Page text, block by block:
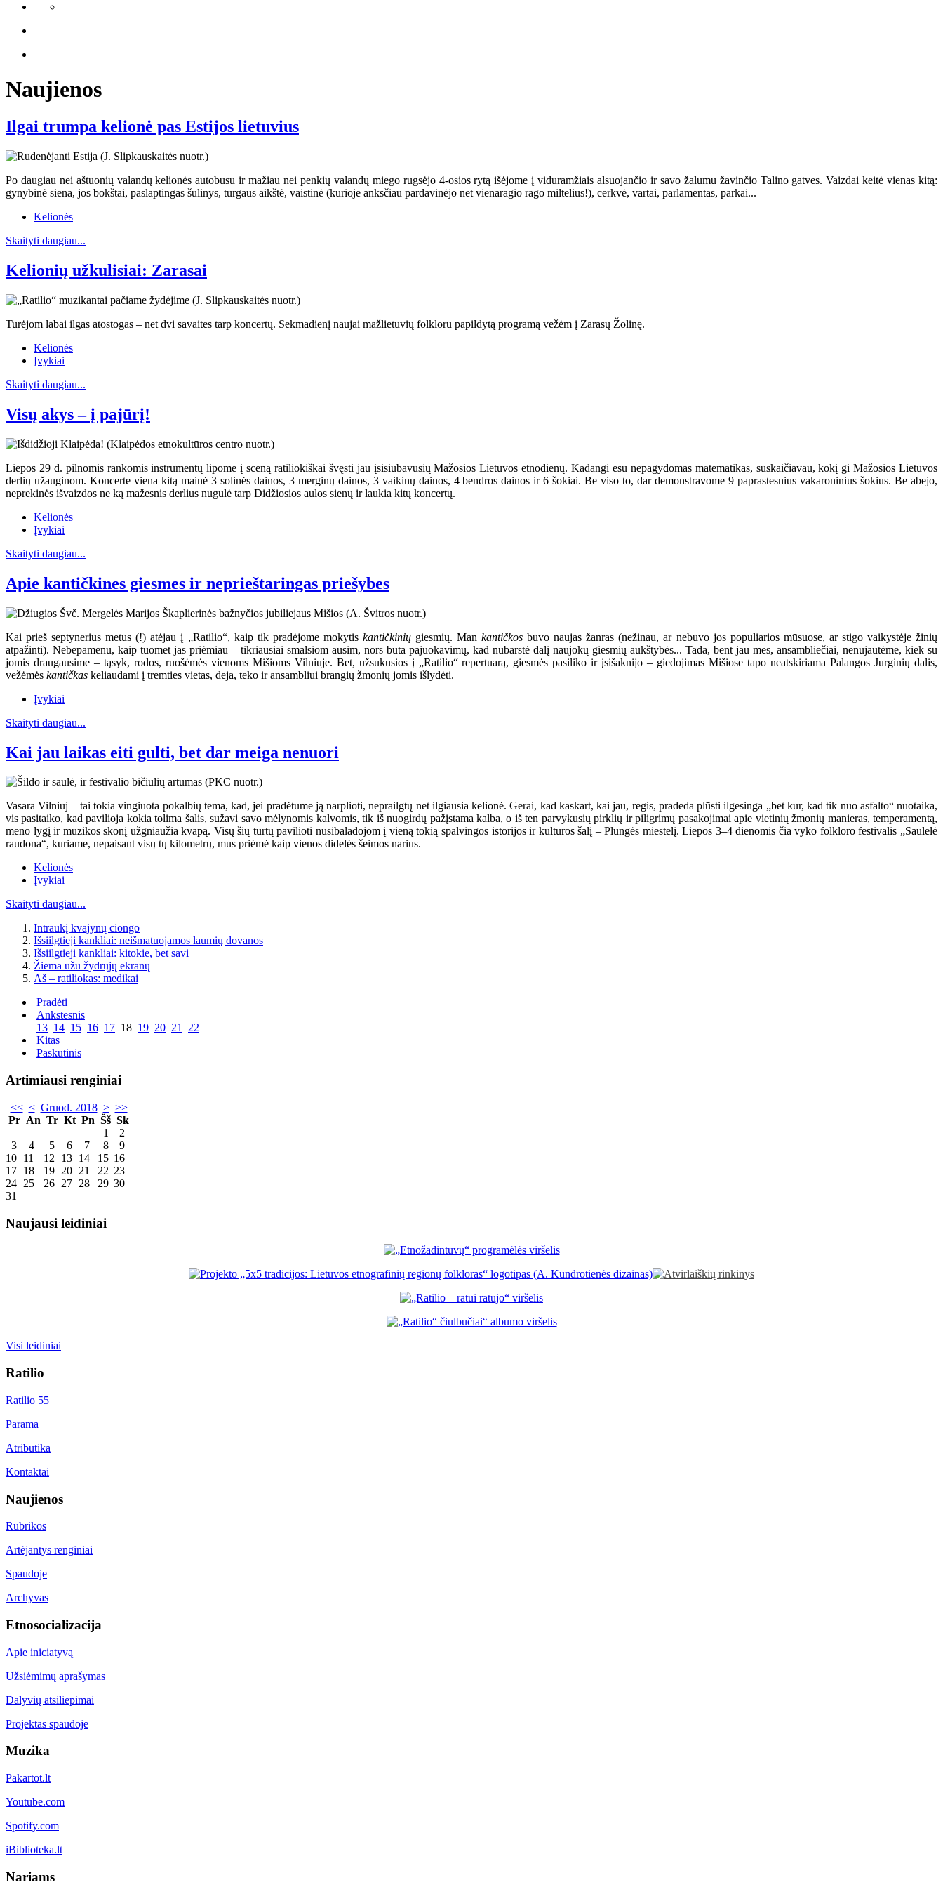
Naujienos
Ilgai trumpa kelionė pas Estijos lietuvius
Po daugiau nei aštuonių valandų kelionės autobusu ir mažiau nei penkių valandų miego rugsėjo 4-osios rytą išėjome į viduramžiais alsuojančio ir savo žalumu žavinčio Talino gatves. Vaizdai keitė vienas kitą:
gynybinė siena, jos bokštai, paslaptingas šulinys, turgaus aikštė, vaistinė (kurioje anksčiau pardavinėjo net vienaragio rago miltelius!), cerkvė, vartai, parlamentas, parkai...
Kelionės
Skaityti daugiau...
Kelionių užkulisiai: Zarasai
Turėjom labai ilgas atostogas – net dvi savaites tarp koncertų. Sekmadienį naujai mažlietuvių folkloru papildytą programą vežėm į Zarasų Žolinę.
Kelionės
Įvykiai
Skaityti daugiau...
Visų akys – į pajūrį!
Liepos 29 d. pilnomis rankomis instrumentų lipome į sceną ratiliokiškai švęsti jau įsisiūbavusių Mažosios Lietuvos etnodienų. Kadangi esu nepagydomas matematikas, suskaičiavau, kokį gi Mažosios Lietuvos
derlių užauginom. Koncerte viena kitą mainė 3 solinės dainos, 3 merginų dainos, 3 vaikinų dainos, 4 bendros dainos ir 6 šokiai. Be viso to, dar demonstravome 9 paprastesnius vakaroninius šokius. Be abejo,
neprekinės išvaizdos ne ką mažesnis derlius nugulė tarp Didžiosios aulos sienų ir laukia kitų koncertų.
Kelionės
Įvykiai
Skaityti daugiau...
Apie kantičkines giesmes ir neprieštaringas priešybes
Kai prieš septynerius metus (!) atėjau į „Ratilio“, kaip tik pradėjome mokytis kantičkiniųgiesmių. Mankantičkos buvo naujas žanras (nežinau, ar nebuvo jos populiarios mūsuose, ar stigo vaikystėje žinių
atpažinti). Nebepamenu, kaip tuomet jas priėmiau – tikriausiai smalsiom ausim, nors būta pajuokavimų, kad nubarstė dalį naujokų giesmių aukštybės... Tada, bent jau mes, ansambliečiai, nenujautėme, kiek su
jomis draugausime – tąsyk, rodos, ruošėmės vienoms Mišioms Vilniuje. Bet, užsukusios į „Ratilio“ repertuarą, giesmės pasiliko ir įsišaknijo – giedojimas Mišiose tapo neatskiriama Palangos Jurginių dalis,
vežėmės kantičkas keliaudami į tremties vietas, deja, teko ir ansambliui brangių žmonių jomis išlydėti.
Įvykiai
Skaityti daugiau...
Kai jau laikas eiti gulti, bet dar meiga nenuori
Vasara Vilniuj – tai tokia vingiuota pokalbių tema, kad, jei pradėtume ją narplioti, neprailgtų net ilgiausia kelionė. Gerai, kad kaskart, kai jau, regis, pradeda plūsti ilgesinga „bet kur, kad tik nuo asfalto“ nuotaika,
vis pasitaiko, kad pavilioja kokia tolima šalis, sužavi savo mėlynomis kalvomis, tik iš nuogirdų pažįstama kalba, o iš ten parvykusių pirklių ir piligrimų pasakojimai apie vietinių žmonių manieras, temperamentą,
meno lygį ir muzikos skonį užgniaužia kvapą. Visų šių turtų pavilioti nusibaladojom į vieną tokią spalvingos istorijos ir kultūros šalį – Plungės miestelį. Liepos 3–4 dienomis čia vyko folkloro festivalis „Saulelė
raudona“, kuriame, nepaisant visų tų kilometrų, mus priėmė kaip vienos didelės šeimos narius.
Kelionės
Įvykiai
Skaityti daugiau...
Intraukį kvajynų ciongo
Išsiilgtieji kankliai: neišmatuojamos laumių dovanos
Išsiilgtieji kankliai: kitokie, bet savi
Žiema užu žydrųjų ekranų
Aš – ratiliokas: medikai
Pradėti
Ankstesnis
13 14 15 16 17 18 19 20 21 22
Kitas
Paskutinis
Artimiausi renginiai
<< < Gruod. 2018 > >>
Pr An Tr Kt Pn Šš Sk
1
2
3
4 5 6 7 8
9
10 11 12 13 14 15 16
17 18 19 20 21 22 23
24 25 26 27 28 29 30
31
Naujausi leidiniai
Visi leidiniai
Ratilio
Ratilio 55
Parama
Atributika
Kontaktai
Naujienos
Rubrikos
Artėjantys renginiai
Spaudoje
Archyvas
Etnosocializacija
Apie iniciatyvą
Užsiėmimų aprašymas
Dalyvių atsiliepimai
Projektas spaudoje
Muzika
Pakartot.lt
Youtube.com
Spotify.com
iBiblioteka.lt
Nariams